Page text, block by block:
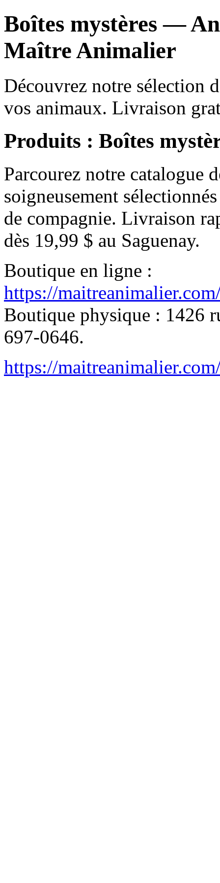
Boîtes mystères —
Maître Animalier
Découvrez notre sélection
vos animaux. Livraison
Produits : Boîtes
Parcourez notre catalogue
soigneusement
de compagnie. Livraison
dès 19,99 $ au Saguenay.
Boutique en ligne :
https://
Boutique physique : 1426
697-0646.
https://